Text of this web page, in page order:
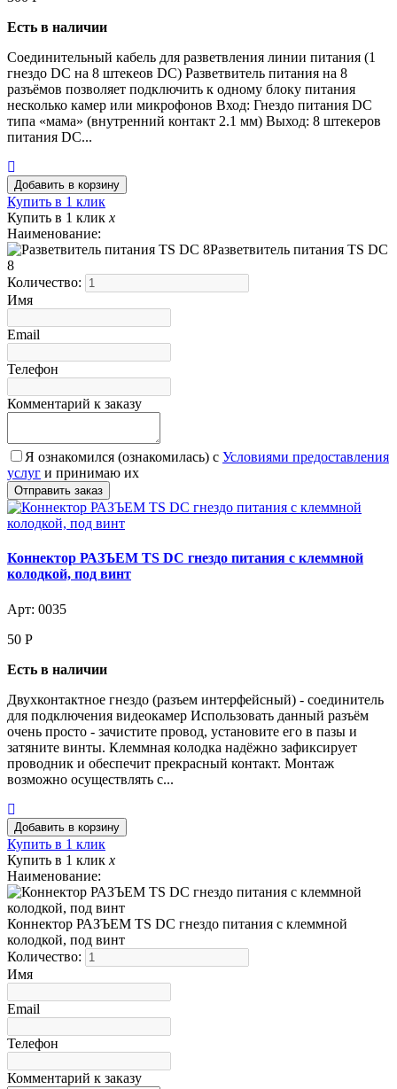
Есть в наличии
Соединительный кабель для разветвления линии питания (1
гнездо DC на 8 штекеов DC) Разветвитель питания на 8
разъёмов позволяет подключить к одному блоку питания
несколько камер или микрофонов Вход: Гнездо питания DC
типа «мама» (внутренний контакт 2.1 мм) Выход: 8 штекеров
питания DC...
Купить в 1 клик
Купить в 1 клик x
Наименование:
Разветвитель питания TS DC
8
Количество:
Имя
Email
Телефон
Комментарий к заказу
Я ознакомился (ознакомилась) с Условиями предоставления
услуг и принимаю их
Коннектор РАЗЪЕМ TS DC гнездо питания с клеммной
колодкой, под винт
Арт: 0035
50 Р
Есть в наличии
Двухконтактное гнездо (разъем интерфейсный) - соединитель
для подключения видеокамер Использовать данный разъём
очень просто - зачистите провод, установите его в пазы и
затяните винты. Клеммная колодка надёжно зафиксирует
проводник и обеспечит прекрасный контакт. Монтаж
возможно осуществлять с...
Купить в 1 клик
Купить в 1 клик x
Наименование:
Коннектор РАЗЪЕМ TS DC гнездо питания с клеммной
колодкой, под винт
Количество:
Имя
Email
Телефон
Комментарий к заказу